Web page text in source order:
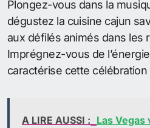
Plongez-vous dans la
dégustez la cuisine cajun
aux défilés animés dans les
Imprégnez-vous de
caractérise cette
A LIRE AUSSI : Las